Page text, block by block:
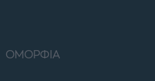
ΟΜΟΡΦΙΑ